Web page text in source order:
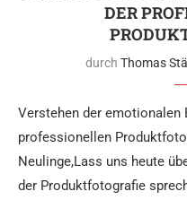
DER
durch Thomas
Verstehen der emotionalen
professionellen
Neulinge,Lass uns heute
der Produktfotografie